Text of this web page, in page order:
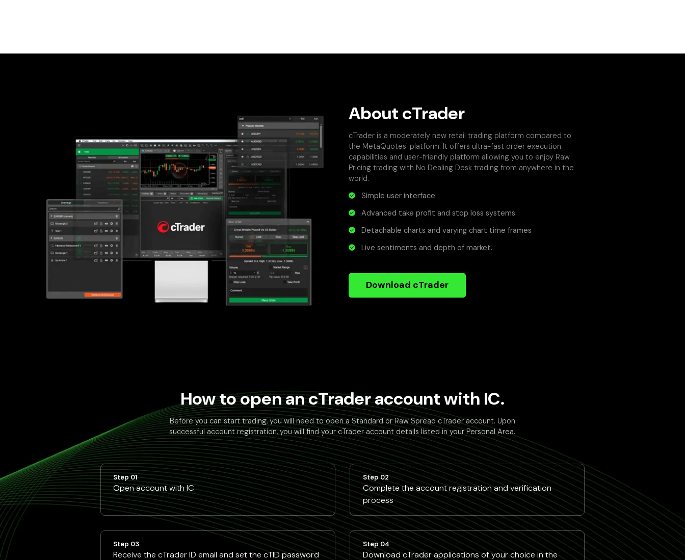
About cTrader
cTrader is a moderately new retail trading platform compared to
the MetaQuotes' platform. It offers ultra-fast order execution
capabilities and user-friendly platform allowing you to enjoy Raw
Pricing trading with No Dealing Desk trading from anywhere in the
world.
Simple user interface
Advanced take profit and stop loss systems
Detachable charts and varying chart time frames
Live sentiments and depth of market.
Download cTrader
How to open an cTrader account with IC.
Before you can start trading, you will need to open a Standard or Raw Spread cTrader account. Upon
successful account registration, you will find your cTrader account details listed in your Personal Area.
Step 01
Open account with IC
Step 02
Complete the account registration and verification
process
Step 03
Receive the cTrader ID email and set the cTID password
Step 04
Download cTrader applications of your choice in the